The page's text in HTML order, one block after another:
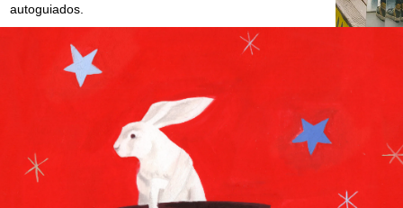
autoguiados.